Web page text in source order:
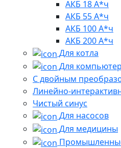
АКБ 18 А*ч
АКБ 55 А*ч
АКБ 100 А*ч
АКБ 200 А*ч
Для котла
Для
C двойным
Линейно-
Чистый синус
Для насосов
Для медицины